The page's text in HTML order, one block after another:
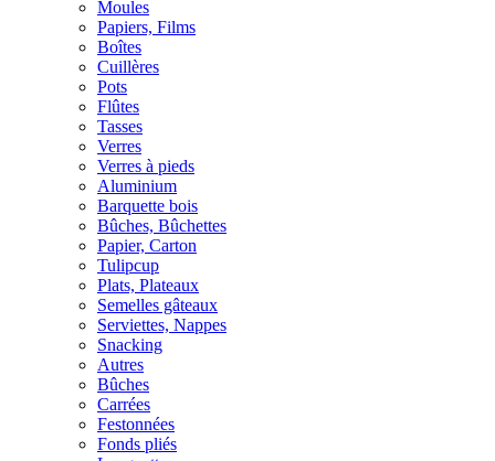
Moules
Papiers, Films
Boîtes
Cuillères
Pots
Flûtes
Tasses
Verres
Verres à pieds
Aluminium
Barquette bois
Bûches, Bûchettes
Papier, Carton
Tulipcup
Plats, Plateaux
Semelles gâteaux
Serviettes, Nappes
Snacking
Autres
Bûches
Carrées
Festonnées
Fonds pliés